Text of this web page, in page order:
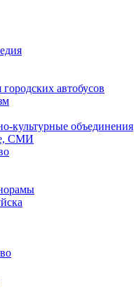
автобусов
культурные объединения
СМИ